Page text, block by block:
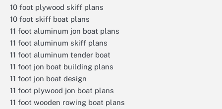
10 foot plywood skiff plans
10 foot skiff boat plans
11 foot aluminum jon boat plans
11 foot aluminum skiff plans
11 foot aluminum tender boat
11 foot jon boat building plans
11 foot jon boat design
11 foot plywood jon boat plans
11 foot wooden rowing boat plans